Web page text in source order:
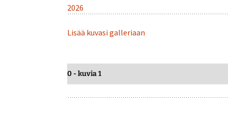
2026
Lisää kuvasi galleriaan
0 - kuvia 1